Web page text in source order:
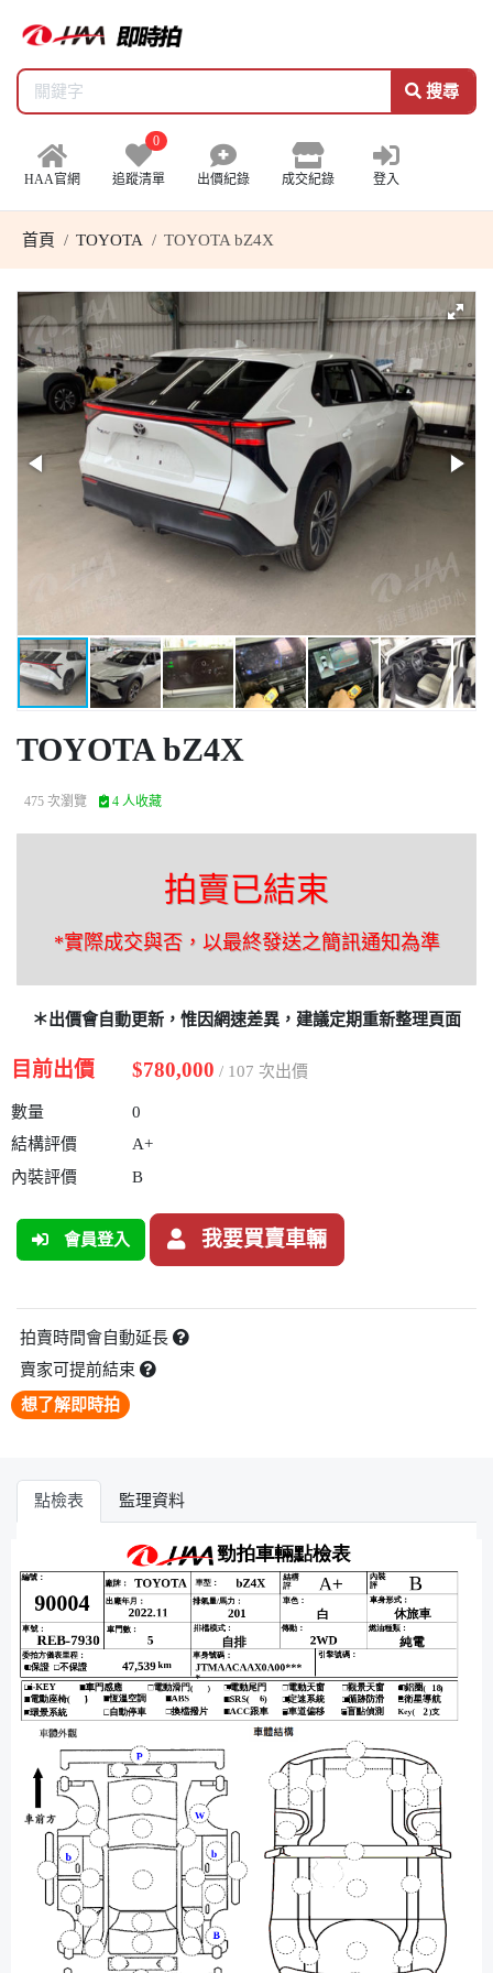
搜尋
HAA官網
0
追蹤清單 出價紀錄 成交紀錄 登入
首頁 TOYOTA TOYOTA bZ4X
TOYOTA bZ4X
475 次瀏覽 4 人收藏
拍賣已結束
*實際成交與否，以最終發送之簡訊通知為準
＊出價會自動更新，惟因網速差異，建議定期重新整理頁面
目前出價 $780,000 / 107 次出價
數量
0
結構評價
A+
內裝評價
B
會員登入 我要買賣車輛
拍賣時間會自動延長
賣家可提前結束
想了解即時拍
點檢表 監理資料